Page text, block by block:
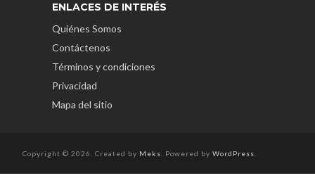
ENLACES DE INTERÉS
Quiénes Somos
Contáctenos
Términos y condiciones
Privacidad
Mapa del sitio
Copyright © 2026. Created by Meks . Powered by WordPress